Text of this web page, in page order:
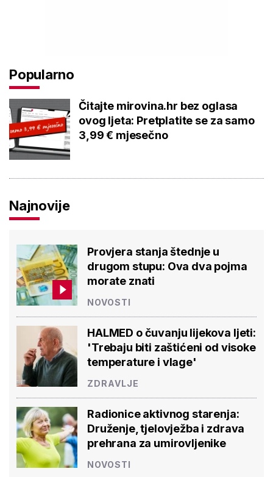
Popularno
Čitajte mirovina.hr bez oglasa
ovog ljeta: Pretplatite se za samo
3,99 € mjesečno
Najnovije
Provjera stanja štednje u
drugom stupu: Ova dva pojma
morate znati
NOVOSTI
HALMED o čuvanju lijekova ljeti:
'Trebaju biti zaštićeni od visoke
temperature i vlage'
ZDRAVLJE
Radionice aktivnog starenja:
Druženje, tjelovježba i zdrava
prehrana za umirovljenike
NOVOSTI